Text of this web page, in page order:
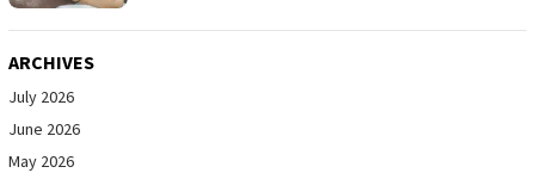
ARCHIVES
July 2026
June 2026
May 2026